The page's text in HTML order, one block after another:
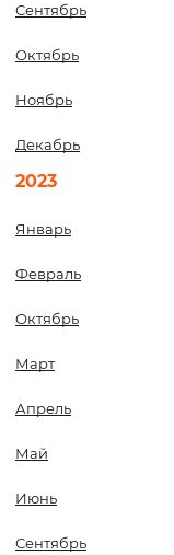
Сентябрь
Октябрь
Ноябрь
Декабрь
2023
Январь
Февраль
Октябрь
Март
Апрель
Май
Июнь
Сентябрь